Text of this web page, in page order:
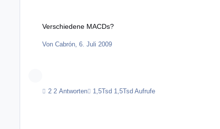
Verschiedene MACDs?
Von Cabrón, 6. Juli 2009
2 Antworten 1,5Tsd Aufrufe